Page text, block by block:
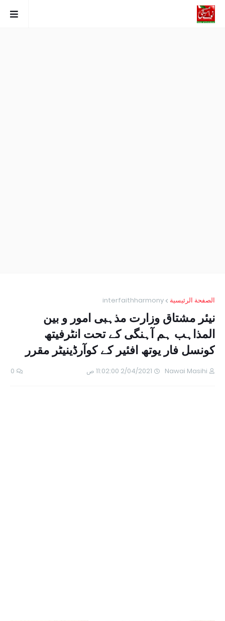
الصفحة الرئيسية interfaithharmony
نیئر مشتاق وزارت مذہبی امور و بین
المذاہب ہم آہنگی کے تحت انٹرفیتھ
کونسل فار یوتھ افئیر کے کوآرڈینیٹر مقرر
Nawai Masihi 2/04/2021 11:02:00 ص 0